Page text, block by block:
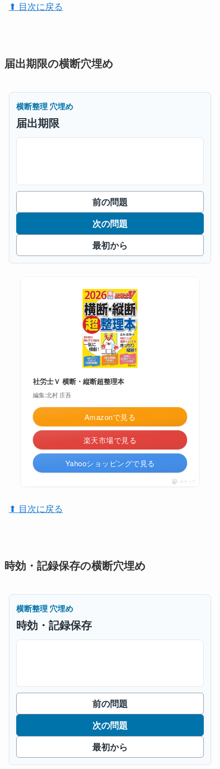
⬆︎ 目次に戻る
届出期限の横断穴埋め
横断整理 穴埋め
届出期限
前の問題
次の問題
最初から
社労士Ｖ 横断・縦断超整理本
編集:北村 庄吾
Amazonで見る
楽天市場で見る
Yahooショッピングで見る
ポチップ
⬆︎ 目次に戻る
時効・記録保存の横断穴埋め
横断整理 穴埋め
時効・記録保存
前の問題
次の問題
最初から